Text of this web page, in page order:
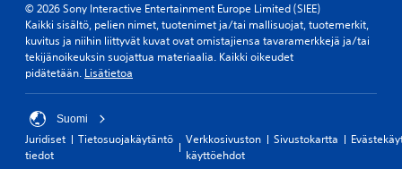
© 2026 Sony Interactive Entertainment Europe Limited (SIEE)
Kaikki sisältö, pelien nimet, tuotenimet ja/tai mallisuojat, tuotemerkit,
kuvitus ja niihin liittyvät kuvat ovat omistajiensa tavaramerkkejä ja/tai
tekijänoikeuksin suojattua materiaalia. Kaikki oikeudet
pidätetään. Lisätietoa
Suomi
Juridiset
tiedot
Tietosuojakäytäntö
Verkkosivuston
käyttöehdot
Sivustokartta